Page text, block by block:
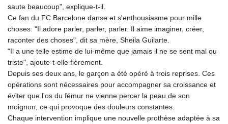
saute beaucoup", explique-t-il.
Ce fan du FC Barcelone danse et s'enthousiasme pour mille
choses. "Il adore parler, parler, parler. Il aime imaginer, créer,
raconter des choses", dit sa mère, Sheila Guilarte.
"Il a une telle estime de lui-même que jamais il ne se sent mal ou
triste", ajoute-t-elle fièrement.
Depuis ses deux ans, le garçon a été opéré à trois reprises. Ces
opérations sont nécessaires pour accompagner sa croissance et
éviter que l'os du fémur ne vienne percer la peau de son
moignon, ce qui provoque des douleurs constantes.
Chaque intervention implique une nouvelle prothèse adaptée à sa